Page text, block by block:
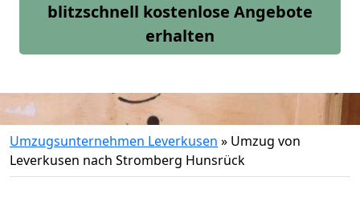
blitzschnell kostenlose Angebote
erhalten
Umzugsunternehmen Leverkusen » Umzug von
Leverkusen nach Stromberg Hunsrück